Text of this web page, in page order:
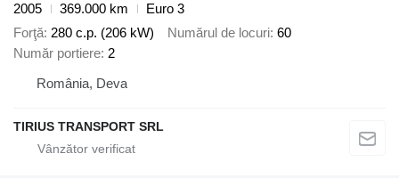
2005
369.000 km
Euro 3
Forţă 280 c.p. (206 kW) Numărul de locuri 60
Număr portiere 2
România, Deva
TIRIUS TRANSPORT SRL